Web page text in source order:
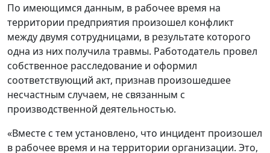
По имеющимся данным, в рабочее время на
территории предприятия произошел конфликт
между двумя сотрудницами, в результате которого
одна из них получила травмы. Работодатель провел
собственное расследование и оформил
соответствующий акт, признав произошедшее
несчастным случаем, не связанным с
производственной деятельностью.
«Вместе с тем установлено, что инцидент произошел
в рабочее время и на территории организации. Это,